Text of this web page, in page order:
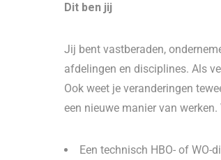
Dit ben jij
Jij bent vastberaden,
afdelingen en disciplines. Als
Ook weet je veranderingen
een nieuwe manier van werken.
Een technisch HBO- of